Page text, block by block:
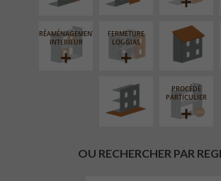
RÉAMÉNAGEMENT
INTÉRIEUR
FERMETURE
LOGGIAS
AMÉNAGEMENT
EXTÉRIEUR
PROCÉDÉ
PARTICULIER
OU RECHERCHER PAR